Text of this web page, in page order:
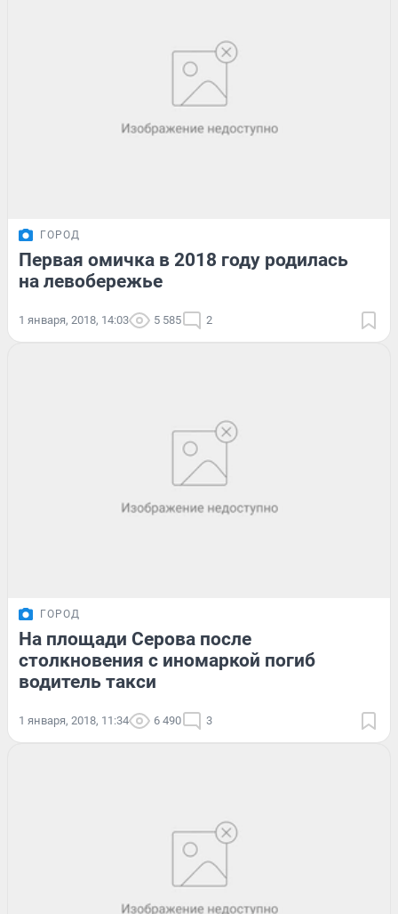
ГОРОД
Первая омичка в 2018 году родилась
на левобережье
1 января, 2018, 14:03 5 585 2
ГОРОД
На площади Серова после
столкновения с иномаркой погиб
водитель такси
1 января, 2018, 11:34 6 490 3